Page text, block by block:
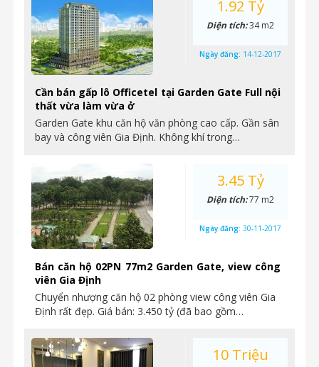
Cần bán gấp lô Officetel tại Garden Gate Full nội
thất vừa làm vừa ở
Garden Gate khu căn hộ văn phòng cao cấp. Gần sân
bay và công viên Gia Định. Không khí trong…
1.92 Tỷ
Diện tích:34 m2
Ngày đăng: 14-12-2017
Bán căn hộ 02PN 77m2 Garden Gate, view công
viên Gia Định
Chuyển nhượng căn hộ 02 phòng view công viên Gia
Định rất đẹp. Giá bán: 3.450 tỷ (đã bao gồm…
3.45 Tỷ
Diện tích:77 m2
Ngày đăng: 30-11-2017
10 Triệu